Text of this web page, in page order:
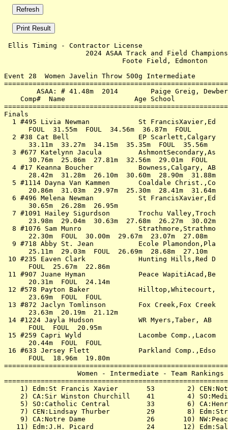
Ellis Timing - Contractor License
2024 ASAA Track and
Event 28  Women Javelin Throw 500g Intermediate
ASAA: # 41.48m  2014
Comp#  Name                 Age School
1 #495 Livia Newman            St FrancisXavier,Ed
FOUL  31.55m  FOUL
2 #38 Cat Bell                 EP Scarlett,Calgary
33.11m  33.27m  34.15m
3 #677 Katelynn Jacula         AshmontSecondary,As
30.76m  25.86m  27.81m
4 #17 Keanna Boucher           Bowness,Calgary, AB
28.42m  31.28m  26.10m
5 #1114 Dayna Van Kammen       Coaldale Christ.,Co
20.86m  31.03m  29.97m
6 #496 Melena Newman           St FrancisXavier,Ed
30.65m
7 #1091 Hailey Sigurdson       Trochu Valley,Troch
23.98m  29.04m  30.63m
8 #1076 Sam Munro              Strathmore,Strathmo
22.30m  FOUL  30.00m
9 #718 Abby St. Jean           Ecole Plamondon,Pla
25.11m  29.03m  FOUL
10 #235 Eaven Clark             Hunting Hills,Red D
FOUL
11 #907 Juane Hyman             Peace
20.31m
12 #578 Payton Baker            Hilltop,Whitecourt,
23.69m
13 #872 Jaclyn Tomlinson        Fox Creek,Fox
23.63m
14 #1224 Jayla Hudson           WR Myers,Taber,
FOUL  FOUL
15 #259 Capri Wyld              Lacombe
20.44m
16 #633 Jersey Flett            Parkland
FOUL
Women - Intermediate - Team
1) Edm:St Francis Xavier       53        2)
2) CA:Sir Winston Churchill    41        4)
5) SO:Catholic Central         33        6)
7) CEN:Lindsay Thurber         29        8)
9) CA:Notre Dame               26       10)
11) Edm:J.H. Picard             24       12)